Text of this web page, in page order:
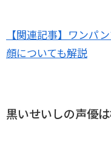
【関連記事】ワンパ
顔についても解説
黒いせいしの声優